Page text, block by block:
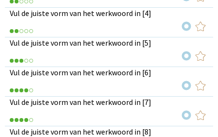
Vul de juiste vorm van het werkwoord in [4]
Vul de juiste vorm van het werkwoord in [5]
Vul de juiste vorm van het werkwoord in [6]
Vul de juiste vorm van het werkwoord in [7]
Vul de juiste vorm van het werkwoord in [8]